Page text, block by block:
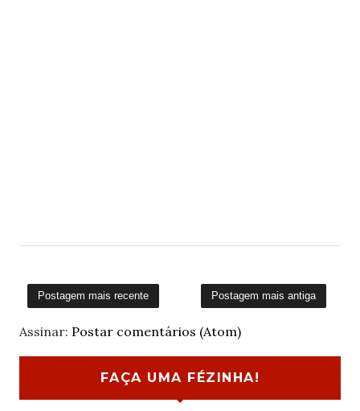
Postagem mais recente Postagem mais antiga
Assinar: Postar comentários (Atom)
FAÇA UMA FÉZINHA!